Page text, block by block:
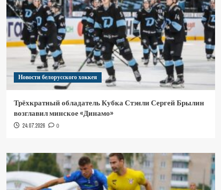
Новости белорусского хоккея
Трёхкратный обладатель Кубка Стэнли Сергей Брылин
возглавил минское «Динамо»
24.07.2026 0